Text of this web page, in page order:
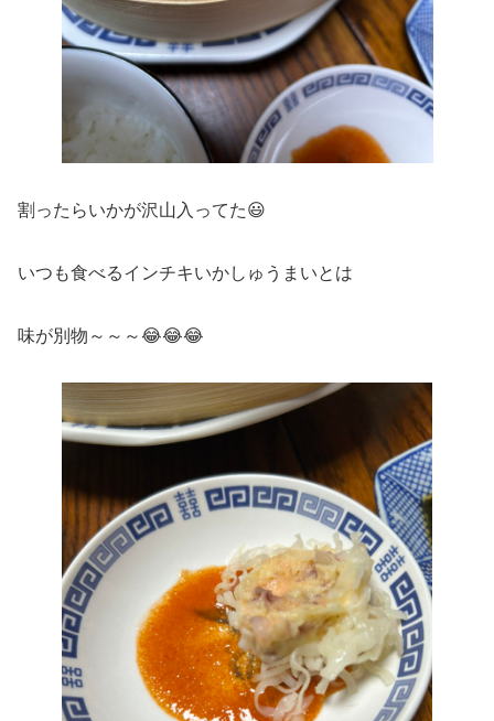
割ったらいかが沢山入ってた😃
いつも食べるインチキいかしゅうまいとは
味が別物～～～😂😂😂